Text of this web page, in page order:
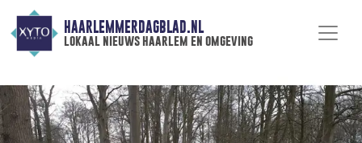
HAARLEMMERDAGBLAD.NL
lokaal nieuws haarlem en omgeving